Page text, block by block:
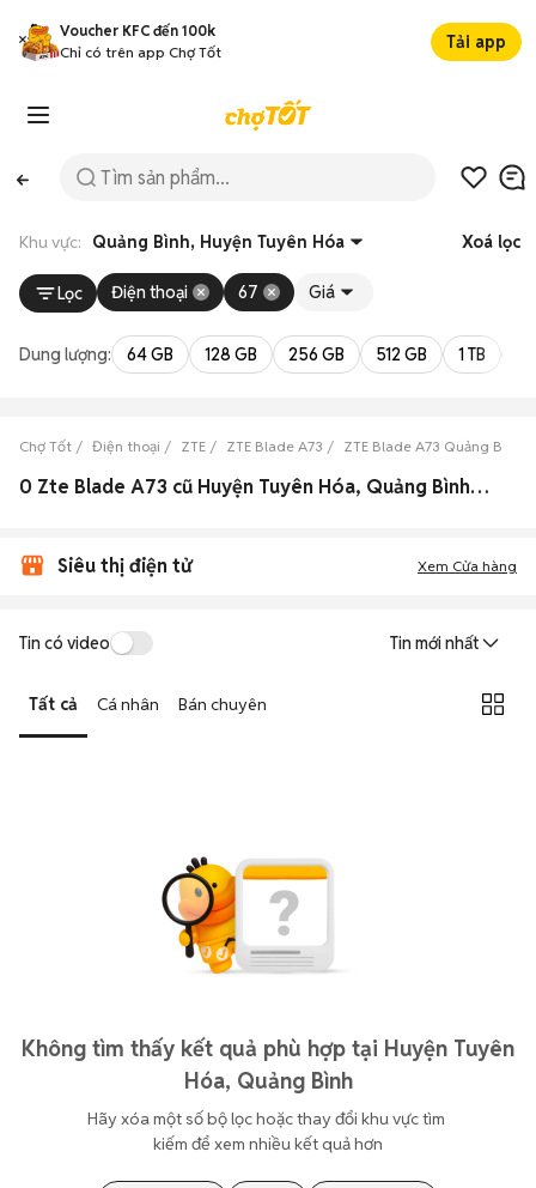
Voucher KFC đến 100k
Chỉ có trên app Chợ Tốt
Tải app
Khu vực: Quảng Bình, Huyện Tuyên Hóa Xoá lọc
Lọc Điện thoại 67 Giá
Dung lượng: 64 GB 128 GB 256 GB 512 GB 1 TB
Chợ Tốt Điện thoại ZTE ZTE Blade A73 ZTE Blade A73 Quảng Bình
0 Zte Blade A73 cũ Huyện Tuyên Hóa, Quảng Bình đẹp
Siêu thị điện tử Xem Cửa hàng
Tin có video Tin mới nhất
Tất cả Cá nhân Bán chuyên
Không tìm thấy kết quả phù hợp tại Huyện Tuyên
Hóa, Quảng Bình
Hãy xóa một số bộ lọc hoặc thay đổi khu vực tìm
kiếm để xem nhiều kết quả hơn